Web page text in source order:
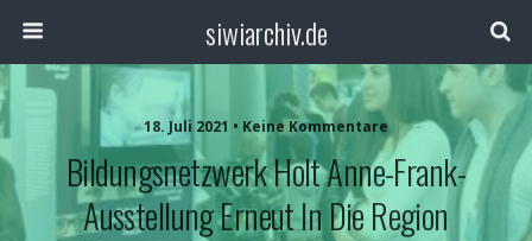
siwiarchiv.de
18. Juli 2021 • Keine Kommentare
Bildungsnetzwerk Holt Anne-Frank-
Ausstellung Erneut In Die Region